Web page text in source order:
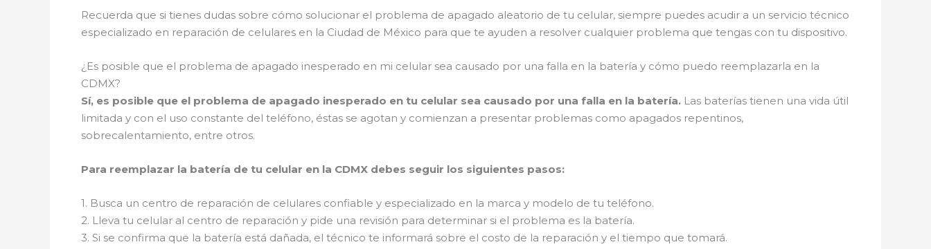
Recuerda que si tienes dudas sobre cómo solucionar el problema de apagado aleatorio de tu celular, siempre puedes acudir a un servicio técnico
especializado en reparación de celulares en la Ciudad de México para que te ayuden a resolver cualquier problema que tengas con tu dispositivo.
¿Es posible que el problema de apagado inesperado en mi celular sea causado por una falla en la batería y cómo puedo reemplazarla en la
CDMX?
Sí, es posible que el problema de apagado inesperado en tu celular sea causado por una falla en la batería. Las baterías tienen una vida útil
limitada y con el uso constante del teléfono, éstas se agotan y comienzan a presentar problemas como apagados repentinos,
sobrecalentamiento, entre otros.
Para reemplazar la batería de tu celular en la CDMX debes seguir los siguientes pasos:
1. Busca un centro de reparación de celulares confiable y especializado en la marca y modelo de tu teléfono.
2. Lleva tu celular al centro de reparación y pide una revisión para determinar si el problema es la batería.
3. Si se confirma que la batería está dañada, el técnico te informará sobre el costo de la reparación y el tiempo que tomará.